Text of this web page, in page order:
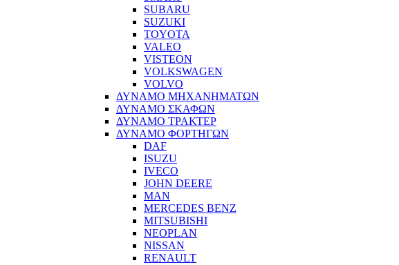
SUBARU
SUZUKI
TOYOTA
VALEO
VISTEON
VOLKSWAGEN
VOLVO
ΔΥΝΑΜΟ ΜΗΧΑΝΗΜΑΤΩΝ
ΔΥΝΑΜΟ ΣΚΑΦΩΝ
ΔΥΝΑΜΟ ΤΡΑΚΤΕΡ
ΔΥΝΑΜΟ ΦΟΡΤΗΓΩΝ
DAF
ISUZU
IVECO
JOHN DEERE
MAN
MERCEDES BENZ
MITSUBISHI
NEOPLAN
NISSAN
RENAULT